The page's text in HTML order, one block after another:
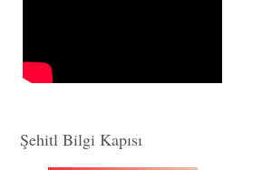
Şehitl Bilgi Kapısı